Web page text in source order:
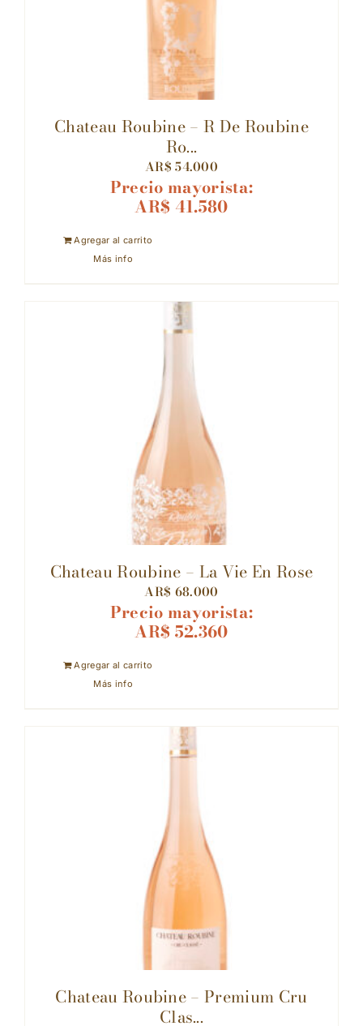
Chateau Roubine – R De Roubine
Ro...
AR$ 54.000
Precio mayorista:
AR$ 41.580
Agregar al carrito
Más info
Chateau Roubine – La Vie En Rose
AR$ 68.000
Precio mayorista:
AR$ 52.360
Agregar al carrito
Más info
Chateau Roubine – Premium Cru
Clas...